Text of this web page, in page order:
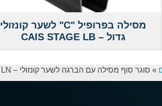
מסילה בפרופיל "C" לשער קונזולי
גדול – CAIS STAGE LB
» סוגר סוף מסילה עם הברגה לשער קונזולי – CAIS PILOT LN